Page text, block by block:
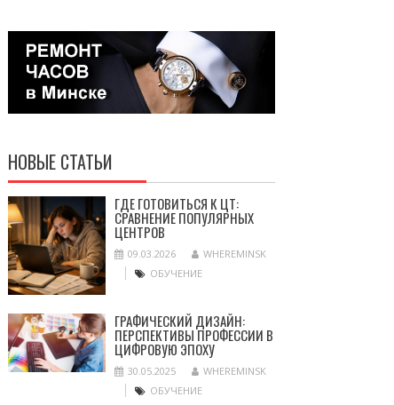
НОВЫЕ СТАТЬИ
ГДЕ ГОТОВИТЬСЯ К ЦТ:
СРАВНЕНИЕ ПОПУЛЯРНЫХ
ЦЕНТРОВ
09.03.2026
WHEREMINSK
ОБУЧЕНИЕ
ГРАФИЧЕСКИЙ ДИЗАЙН:
ПЕРСПЕКТИВЫ ПРОФЕССИИ В
ЦИФРОВУЮ ЭПОХУ
30.05.2025
WHEREMINSK
ОБУЧЕНИЕ